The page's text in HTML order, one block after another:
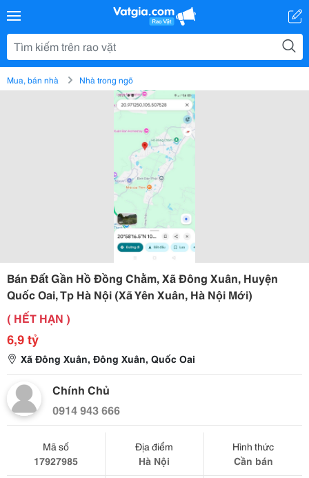
Mua, bán nhà Nhà trong ngõ
Bán Đất Gần Hồ Đồng Chằm, Xã Đông Xuân, Huyện
Quốc Oai, Tp Hà Nội (Xã Yên Xuân, Hà Nội Mới)
( HẾT HẠN )
6,9 tỷ
Xã Đông Xuân, Đông Xuân, Quốc Oai
Chính Chủ
0914 943 666
Mã số
17927985
Địa điểm
Hà Nội
Hình thức
Cần bán